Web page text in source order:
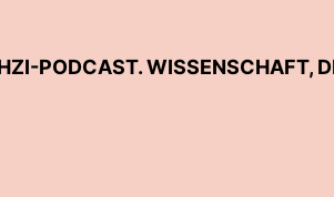
PODCAST. WISSENSCHAFT,